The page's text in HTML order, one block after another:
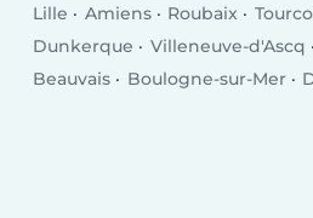
Lille Amiens Roubaix
Dunkerque
Villeneuve-d'Ascq
Beauvais
Boulogne-sur-Mer